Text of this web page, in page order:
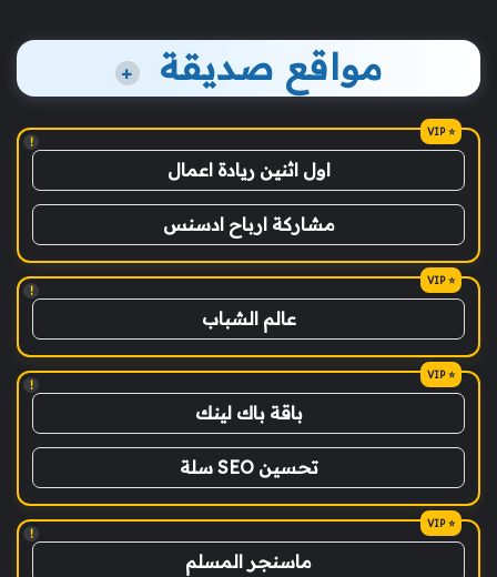
مواقع صديقة +
!
اول اثنين ريادة اعمال
مشاركة ارباح ادسنس
!
عالم الشباب
!
باقة باك لينك
تحسين SEO سلة
!
ماسنجر المسلم